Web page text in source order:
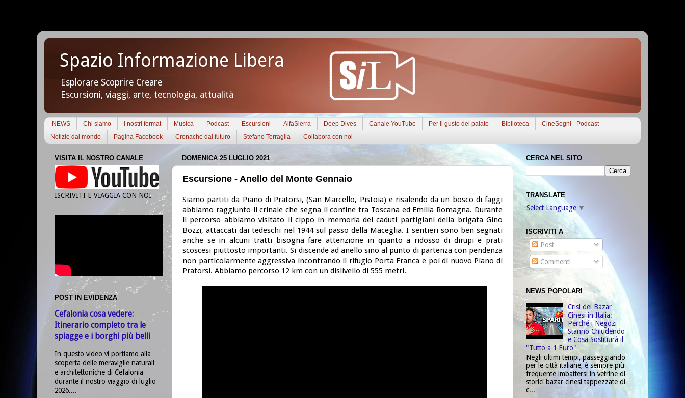
Spazio Informazione Libera
Esplorare Scoprire Creare
Escursioni, viaggi, arte, tecnologia, attualità
NEWS Chi siamo I nostri format Musica Podcast Escursioni AlfaSierra Deep Dives Canale YouTube Per il gusto del palato Biblioteca
CineSogni - Podcast
Notizie dal mondo
Pagina Facebook Cronache dal futuro Stefano Terraglia Collabora con noi
DOMENICA 25 LUGLIO 2021
Escursione - Anello del Monte Gennaio
Siamo partiti da Piano di Pratorsi, (San Marcello, Pistoia) e risalendo da un bosco di faggi
abbiamo raggiunto il crinale che segna il confine tra Toscana ed Emilia Romagna. Durante
il percorso abbiamo visitato il cippo in memoria dei caduti partigiani della brigata Gino
Bozzi, attaccati dai tedeschi nel 1944 sul passo della Maceglia. I sentieri sono ben segnati
anche se in alcuni tratti bisogna fare attenzione in quanto a ridosso di dirupi e prati
scoscesi piuttosto importanti. Si discende ad anello sino al punto di partenza con pendenza
non particolarmente aggressiva incontrando il rifugio Porta Franca e poi di nuovo Piano di
Pratorsi. Abbiamo percorso 12 km con un dislivello di 555 metri.
VISITA IL NOSTRO CANALE
ISCRIVITI E VIAGGIA CON NOI
POST IN EVIDENZA
Cefalonia cosa vedere:
Itinerario completo tra le
spiagge e i borghi più belli
In questo video vi portiamo alla
scoperta delle meraviglie naturali
e architettoniche di Cefalonia
durante il nostro viaggio di luglio
2026....
CERCA NEL SITO
TRANSLATE
Select Language ▼
ISCRIVITI A
Post
Commenti
NEWS POPOLARI
Crisi dei Bazar
Cinesi in Italia:
Perché i Negozi
Stanno Chiudendo
e Cosa Sostituirà il
"Tutto a 1 Euro"
Negli ultimi tempi, passeggiando
per le città italiane, è sempre più
frequente imbattersi in vetrine di
storici bazar cinesi tappezzate di
c...